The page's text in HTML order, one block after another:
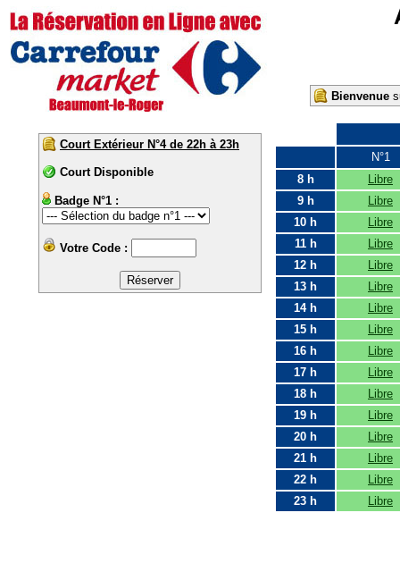
Bienvenue
Court Extérieur N°4 de 22h à 23h
Court Disponible
Badge N°1 :
Votre Code :
N°1
8 h
Libre
9 h
Libre
10 h
Libre
11 h
Libre
12 h
Libre
13 h
Libre
14 h
Libre
15 h
Libre
16 h
Libre
17 h
Libre
18 h
Libre
19 h
Libre
20 h
Libre
21 h
Libre
22 h
Libre
23 h
Libre